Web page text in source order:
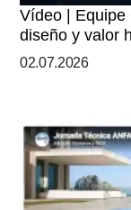
Vídeo | Equipe
diseño y valor
02.07.2026